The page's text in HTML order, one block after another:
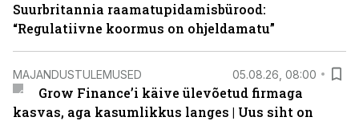
Suurbritannia raamatupidamisbürood:
“Regulatiivne koormus on ohjeldamatu”
MAJANDUSTULEMUSED 05.08.26, 08:00
Grow Finance’i käive ülevõetud firmaga
kasvas, aga kasumlikkus langes | Uus siht on